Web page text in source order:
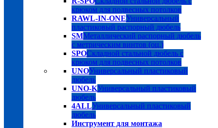
крюком для подвесных потолков
RAWL-IN-ONEУниверсальный
пластиковый распорный дюбель
SMМеталлический распорный дюбель
с метрическим винтов (оц.)
SPOСкладной стальной дюбель с
крюком для подвесных потолков
UNOУниверсальный пластиковый
дюбель
UNO-KУниверсальный пластиковый
дюбель
4ALLУниверсальный пластиковый
дюбель
Инструмент для монтажа